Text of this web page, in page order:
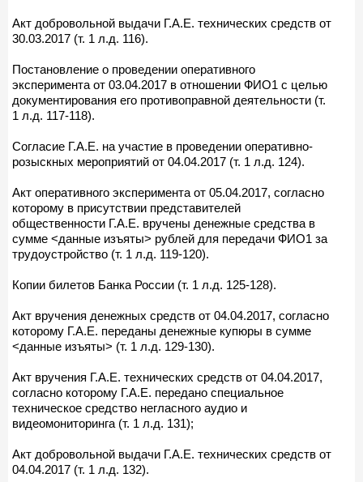
Акт добровольной выдачи Г.А.Е. технических средств от
30.03.2017 (т. 1 л.д. 116).
Постановление о проведении оперативного
эксперимента от 03.04.2017 в отношении ФИО1 с целью
документирования его противоправной деятельности (т.
1 л.д. 117-118).
Согласие Г.А.Е. на участие в проведении оперативно-
розыскных мероприятий от 04.04.2017 (т. 1 л.д. 124).
Акт оперативного эксперимента от 05.04.2017, согласно
которому в присутствии представителей
общественности Г.А.Е. вручены денежные средства в
сумме <данные изъяты> рублей для передачи ФИО1 за
трудоустройство (т. 1 л.д. 119-120).
Копии билетов Банка России (т. 1 л.д. 125-128).
Акт вручения денежных средств от 04.04.2017, согласно
которому Г.А.Е. переданы денежные купюры в сумме
<данные изъяты> (т. 1 л.д. 129-130).
Акт вручения Г.А.Е. технических средств от 04.04.2017,
согласно которому Г.А.Е. передано специальное
техническое средство негласного аудио и
видеомониторинга (т. 1 л.д. 131);
Акт добровольной выдачи Г.А.Е. технических средств от
04.04.2017 (т. 1 л.д. 132).